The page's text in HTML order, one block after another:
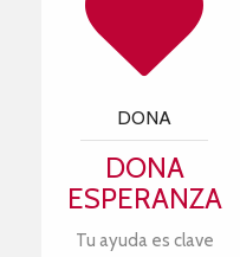
DONA
DONA
ESPERANZA
Tu ayuda es clave